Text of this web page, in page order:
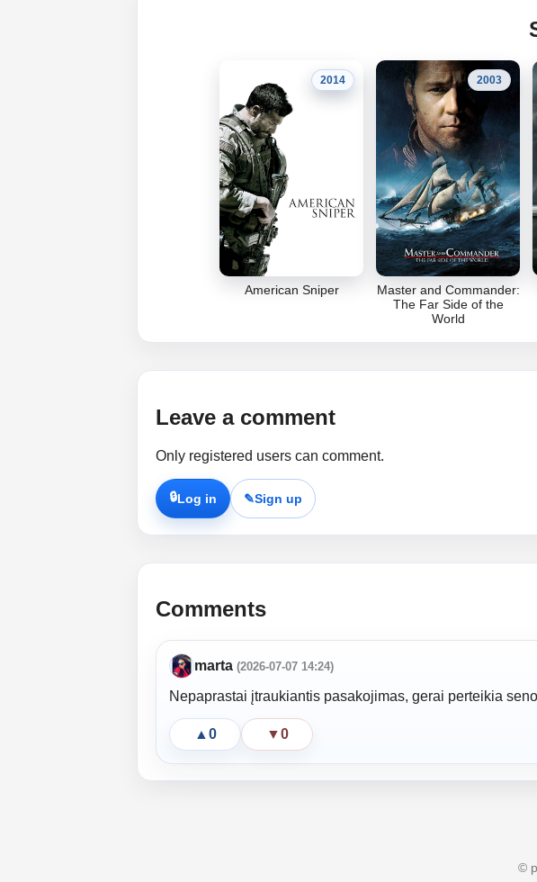
2014
American Sniper
2003
Master and Commander:
The Far Side of the
World
Leave a comment
Only registered users can comment.
🔒Log in ✎Sign up
Comments
marta (2026-07-07 14:24)
Nepaprastai įtraukiantis pasakojimas, gerai perteikia
▲ 0 ▼0
©